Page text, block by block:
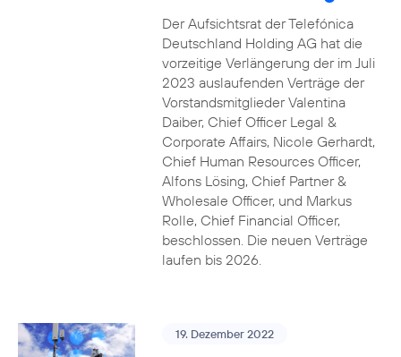
Der Aufsichtsrat der Telefónica
Deutschland Holding AG hat die
vorzeitige Verlängerung der im Juli
2023 auslaufenden Verträge der
Vorstandsmitglieder Valentina
Daiber, Chief Officer Legal &
Corporate Affairs, Nicole Gerhardt,
Chief Human Resources Officer,
Alfons Lösing, Chief Partner &
Wholesale Officer, und Markus
Rolle, Chief Financial Officer,
beschlossen. Die neuen Verträge
laufen bis 2026.
19. Dezember 2022